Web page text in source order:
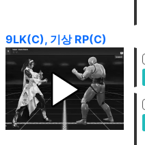
9LK(C), 기상 RP(C)